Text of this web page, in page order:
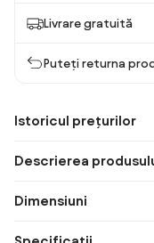
Livrare gratuită
Puteți returna
Istoricul prețurilor
Descrierea
Dimensiuni